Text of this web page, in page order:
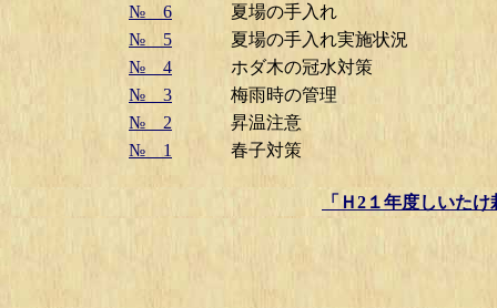
№ 6
夏場の手入れ
№ 5
夏場の手入れ実施状況
№ 4
ホダ木の冠水対策
№ 3
梅雨時の管理
№ 2
昇温注意
№ 1
春子対策
「Ｈ2１年度しいた